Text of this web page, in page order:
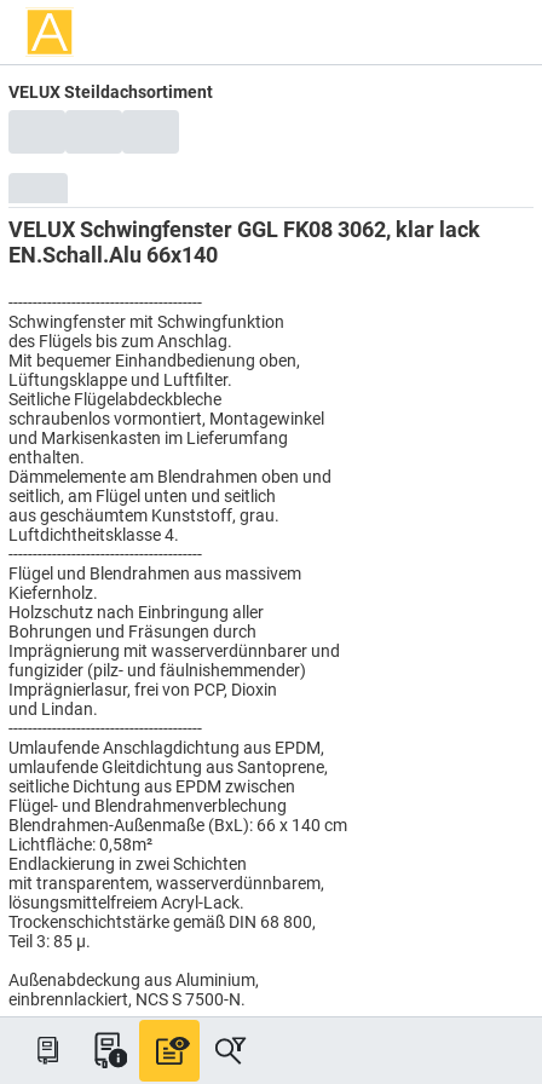
VELUX Steildachsortiment
VELUX Schwingfenster GGL FK08 3062, klar lack
EN.Schall.Alu 66x140
----------------------------------------
Schwingfenster mit Schwingfunktion
des Flügels bis zum Anschlag.
Mit bequemer Einhandbedienung oben,
Lüftungsklappe und Luftfilter.
Seitliche Flügelabdeckbleche
schraubenlos vormontiert, Montagewinkel
und Markisenkasten im Lieferumfang
enthalten.
Dämmelemente am Blendrahmen oben und
seitlich, am Flügel unten und seitlich
aus geschäumtem Kunststoff, grau.
Luftdichtheitsklasse 4.
----------------------------------------
Flügel und Blendrahmen aus massivem
Kiefernholz.
Holzschutz nach Einbringung aller
Bohrungen und Fräsungen durch
Imprägnierung mit wasserverdünnbarer und
fungizider (pilz- und fäulnishemmender)
Imprägnierlasur, frei von PCP, Dioxin
und Lindan.
----------------------------------------
Umlaufende Anschlagdichtung aus EPDM,
umlaufende Gleitdichtung aus Santoprene,
seitliche Dichtung aus EPDM zwischen
Flügel- und Blendrahmenverblechung
Blendrahmen-Außenmaße (BxL): 66 x 140 cm
Lichtfläche: 0,58m²
Endlackierung in zwei Schichten
mit transparentem, wasserverdünnbarem,
lösungsmittelfreiem Acryl-Lack.
Trockenschichtstärke gemäß DIN 68 800,
Teil 3: 85 µ.
Außenabdeckung aus Aluminium,
einbrennlackiert, NCS S 7500-N.
----------------------------------------
ENERGIE SCHALLSCHUTZ Verglasung
für besonders hohen Schallschutz:
Rw(C,Ctr)= 42(-2,-5)dB;